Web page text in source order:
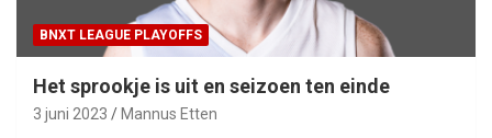
BNXT LEAGUE PLAYOFFS
Het sprookje is uit en seizoen ten einde
3 juni 2023 Mannus Etten